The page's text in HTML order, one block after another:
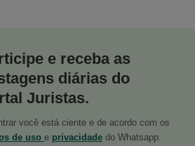
e receba as
diárias do
Juristas.
você está ciente e de acordo com os
de uso e privacidade do Whatsapp.